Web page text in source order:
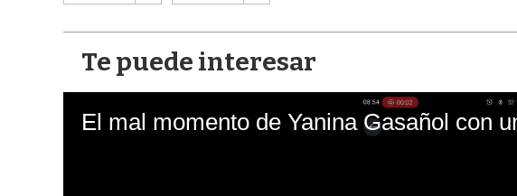
Te puede interesar